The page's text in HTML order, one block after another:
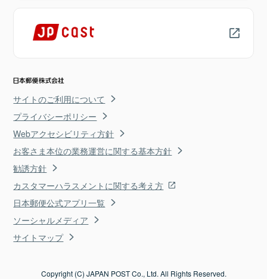
サイトのご利用について
プライバシーポリシー
Webアクセシビリティ方針
お客さま本位の業務運営に関する基本方針
勧誘方針
カスタマーハラスメントに関する考え方
日本郵便公式アプリ一覧
ソーシャルメディア
サイトマップ
Copyright (C) JAPAN POST Co., Ltd. All Rights Reserved.